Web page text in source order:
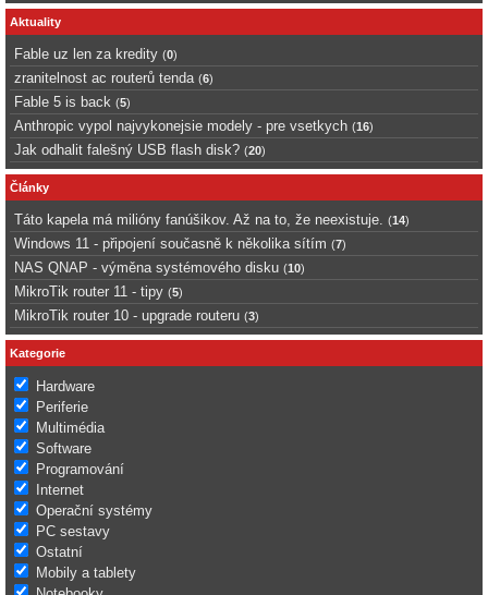
Aktuality
Fable uz len za kredity (0)
zranitelnost ac routerů tenda (6)
Fable 5 is back (5)
Anthropic vypol najvykonejsie modely - pre vsetkych (16)
Jak odhalit falešný USB flash disk? (20)
Články
Táto kapela má milióny fanúšikov. Až na to, že neexistuje. (14)
Windows 11 - připojení současně k několika sítím (7)
NAS QNAP - výměna systémového disku (10)
MikroTik router 11 - tipy (5)
MikroTik router 10 - upgrade routeru (3)
Kategorie
Hardware
Periferie
Multimédia
Software
Programování
Internet
Operační systémy
PC sestavy
Ostatní
Mobily a tablety